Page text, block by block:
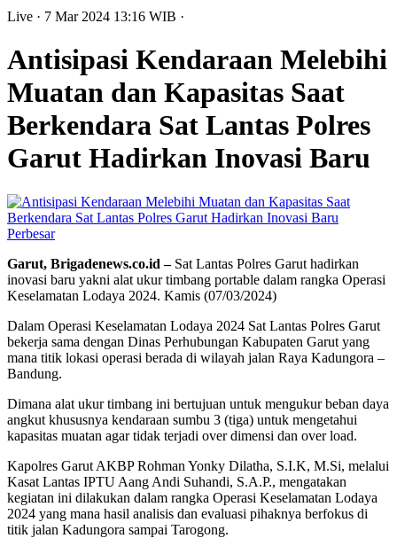
Live · 7 Mar 2024 13:16 WIB ·
Antisipasi Kendaraan Melebihi
Muatan dan Kapasitas Saat
Berkendara Sat Lantas Polres
Garut Hadirkan Inovasi Baru
Perbesar
Garut, Brigadenews.co.id –Sat Lantas Polres Garut hadirkan
inovasi baru yakni alat ukur timbang portable dalam rangka Operasi
Keselamatan Lodaya 2024. Kamis (07/03/2024)
Dalam Operasi Keselamatan Lodaya 2024 Sat Lantas Polres Garut
bekerja sama dengan Dinas Perhubungan Kabupaten Garut yang
mana titik lokasi operasi berada di wilayah jalan Raya Kadungora –
Bandung.
Dimana alat ukur timbang ini bertujuan untuk mengukur beban daya
angkut khususnya kendaraan sumbu 3 (tiga) untuk mengetahui
kapasitas muatan agar tidak terjadi over dimensi dan over load.
Kapolres Garut AKBP Rohman Yonky Dilatha, S.I.K, M.Si, melalui
Kasat Lantas IPTU Aang Andi Suhandi, S.A.P., mengatakan
kegiatan ini dilakukan dalam rangka Operasi Keselamatan Lodaya
2024 yang mana hasil analisis dan evaluasi pihaknya berfokus di
titik jalan Kadungora sampai Tarogong.